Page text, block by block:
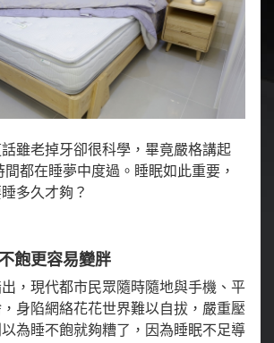
話雖老掉牙卻很科學，畢竟嚴格講起
間都在睡夢中度過。睡眠如此重要，
多久才夠？
飽更容易變胖
，現代都市民眾隨時隨地與手機、平
身陷網絡花花世界難以自拔，嚴重壓
為睡不飽就夠糟了，因為睡眠不足導